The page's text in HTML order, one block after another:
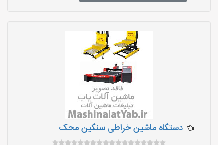
دستگاه ماشین خراطی سنگین محک